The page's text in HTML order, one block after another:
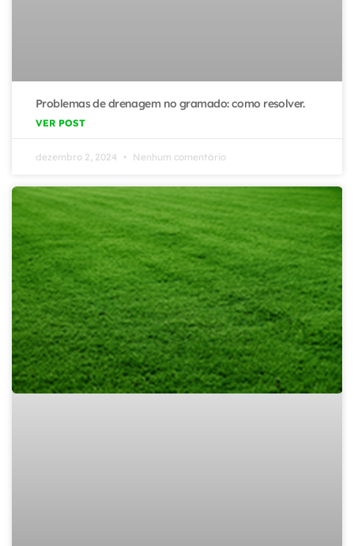
Problemas de drenagem no gramado: como resolver.
VER POST
dezembro 2, 2024 Nenhum comentário